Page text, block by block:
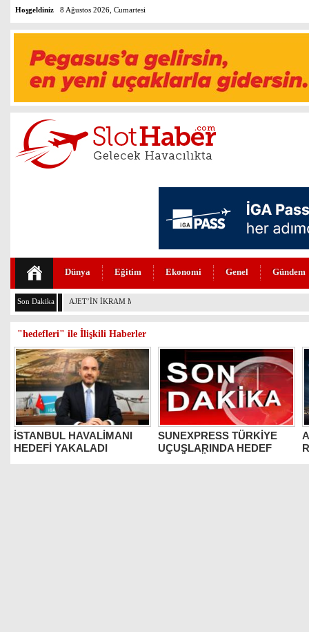
Hoşgeldiniz 8 Ağustos 2026, Cumartesi
Dünya Eğitim Ekonomi Genel Gündem
Son Dakika AJET’İN İKRAM MENÜLERİ YENİLENDİ
"hedefleri" ile İlişkili Haberler
İSTANBUL HAVALİMANI
HEDEFİ YAKALADI
SUNEXPRESS TÜRKİYE
UÇUŞLARINDA HEDEF